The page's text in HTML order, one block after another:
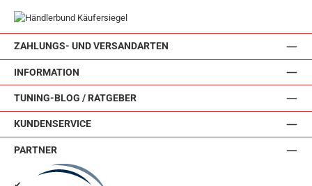
ZAHLUNGS- UND VERSANDARTEN
INFORMATION
TUNING-BLOG / RATGEBER
KUNDENSERVICE
PARTNER